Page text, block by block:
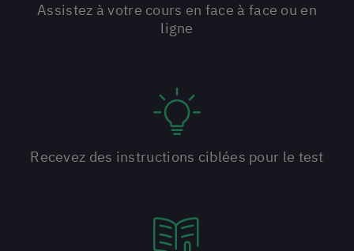
Assistez à votre cours en face à face ou en
ligne
Recevez des instructions ciblées pour le test